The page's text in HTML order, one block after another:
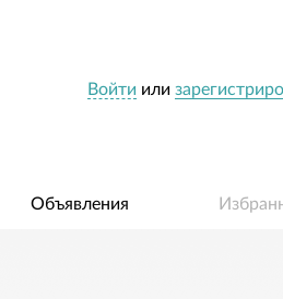
Войти или
Объявления